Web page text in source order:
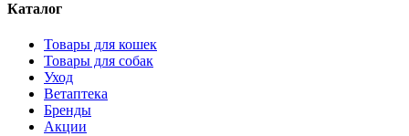
Каталог
Товары для кошек
Товары для собак
Уход
Ветаптека
Бренды
Акции